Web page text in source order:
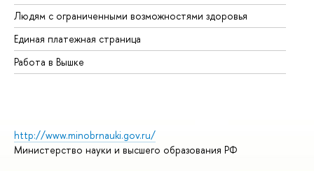
Людям с ограниченными возможностями здоровья
Единая платежная страница
Работа в Вышке
http://www.minobrnauki.gov.ru/
Министерство науки и высшего образования РФ